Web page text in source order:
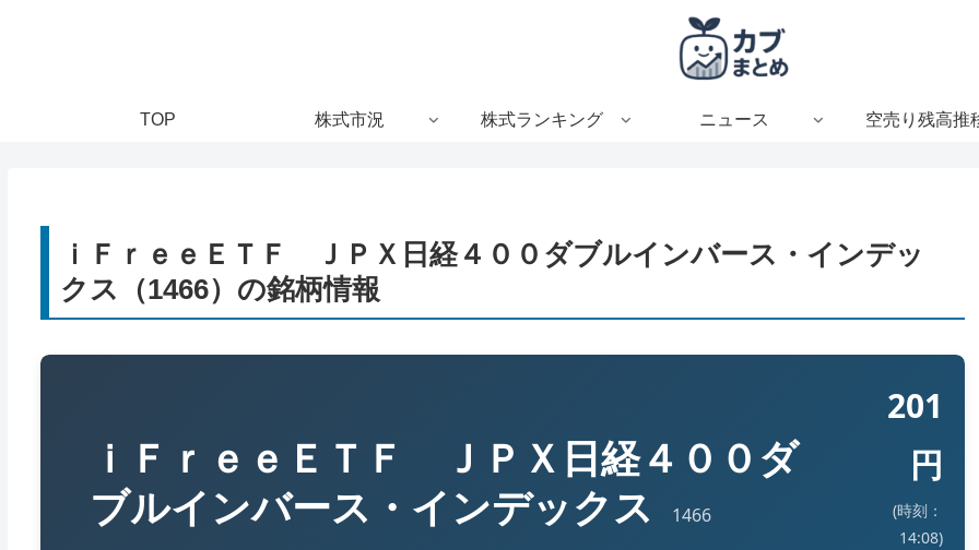
TOP 株式市況 株式ランキング ニュース 空売り残高推
ｉＦｒｅｅＥＴＦ ＪＰＸ日経４００ダブルインバース・インデッ
クス（1466）の銘柄情報
ｉＦｒｅｅＥＴＦ ＪＰＸ日経４００ダ
ブルインバース・インデックス
1466
201
円
(時刻：
14:08)